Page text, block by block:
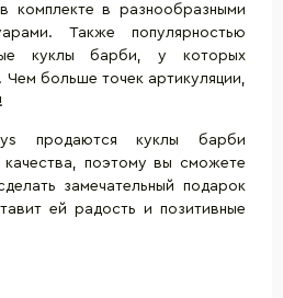
комплекте в разнообразными
Также популярностью
куклы барби, у которых
Чем больше точек артикуляции,
продаются куклы барби
поэтому вы сможете
замечательный подарок
ей радость и позитивные